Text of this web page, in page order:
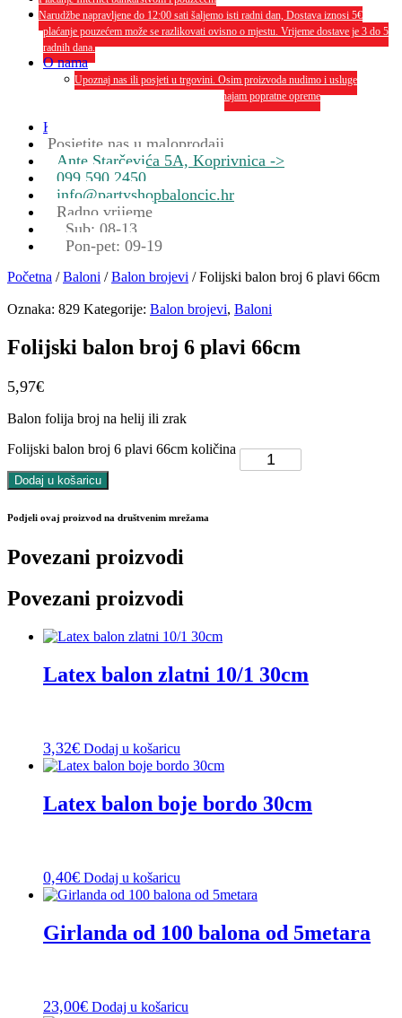
Narudžbe napravljene do 12:00 sati šaljemo isti radni dan, Dostava iznosi 5€
plaćanje pouzećem može se razlikovati ovisno o mjestu. Vrijeme dostave je 3 do 5
radnih dana.
O nama
Upoznaj nas ili posjeti u trgovini. Osim proizvoda nudimo i usluge
dekoriranja interijera i eksterija te najam popratne opreme
Kontakt
Posjetite nas u maloprodaji
Ante Starčevića 5A, Koprivnica ->
099 590 2450
info@partyshopbaloncic.hr
Radno vrijeme
Sub: 08-13
Pon-pet: 09-19
Početna /Baloni /Balon brojevi / Folijski balon broj 6 plavi 66cm
Oznaka: 829 Kategorije: Balon brojevi, Baloni
Folijski balon broj 6 plavi 66cm
5,97€
Balon folija broj na helij ili zrak
Folijski balon broj 6 plavi 66cm količina
Dodaj u košaricu
Podjeli ovaj proizvod na društvenim mrežama
Povezani proizvodi
Povezani proizvodi
Latex balon zlatni 10/1 30cm
3,32€ Dodaj u košaricu
Latex balon boje bordo 30cm
0,40€ Dodaj u košaricu
Girlanda od 100 balona od 5metara
23,00€ Dodaj u košaricu